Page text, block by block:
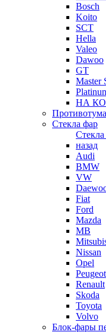
Bosch
Koito
SCT
Hella
Valeo
Dawoo
GT
Master
НА
Стекла фар
назад
Audi
BMW
VW
Fiat
Ford
Mazda
MB
Nissan
Opel
Peugeot
Renault
Skoda
Toyota
Volvo
Блок-фары